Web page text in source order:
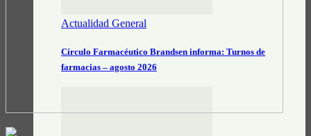
Actualidad General
Círculo Farmacéutico Brandsen informa: Turnos de
farmacias – agosto 2026